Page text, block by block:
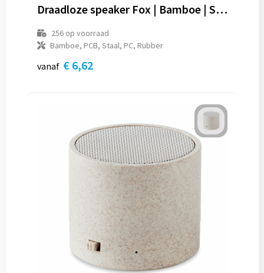
Draadloze speaker Fox | Bamboe | Solar
256op voorraad
Bamboe, PCB, Staal, PC, Rubber
vanaf € 6,62